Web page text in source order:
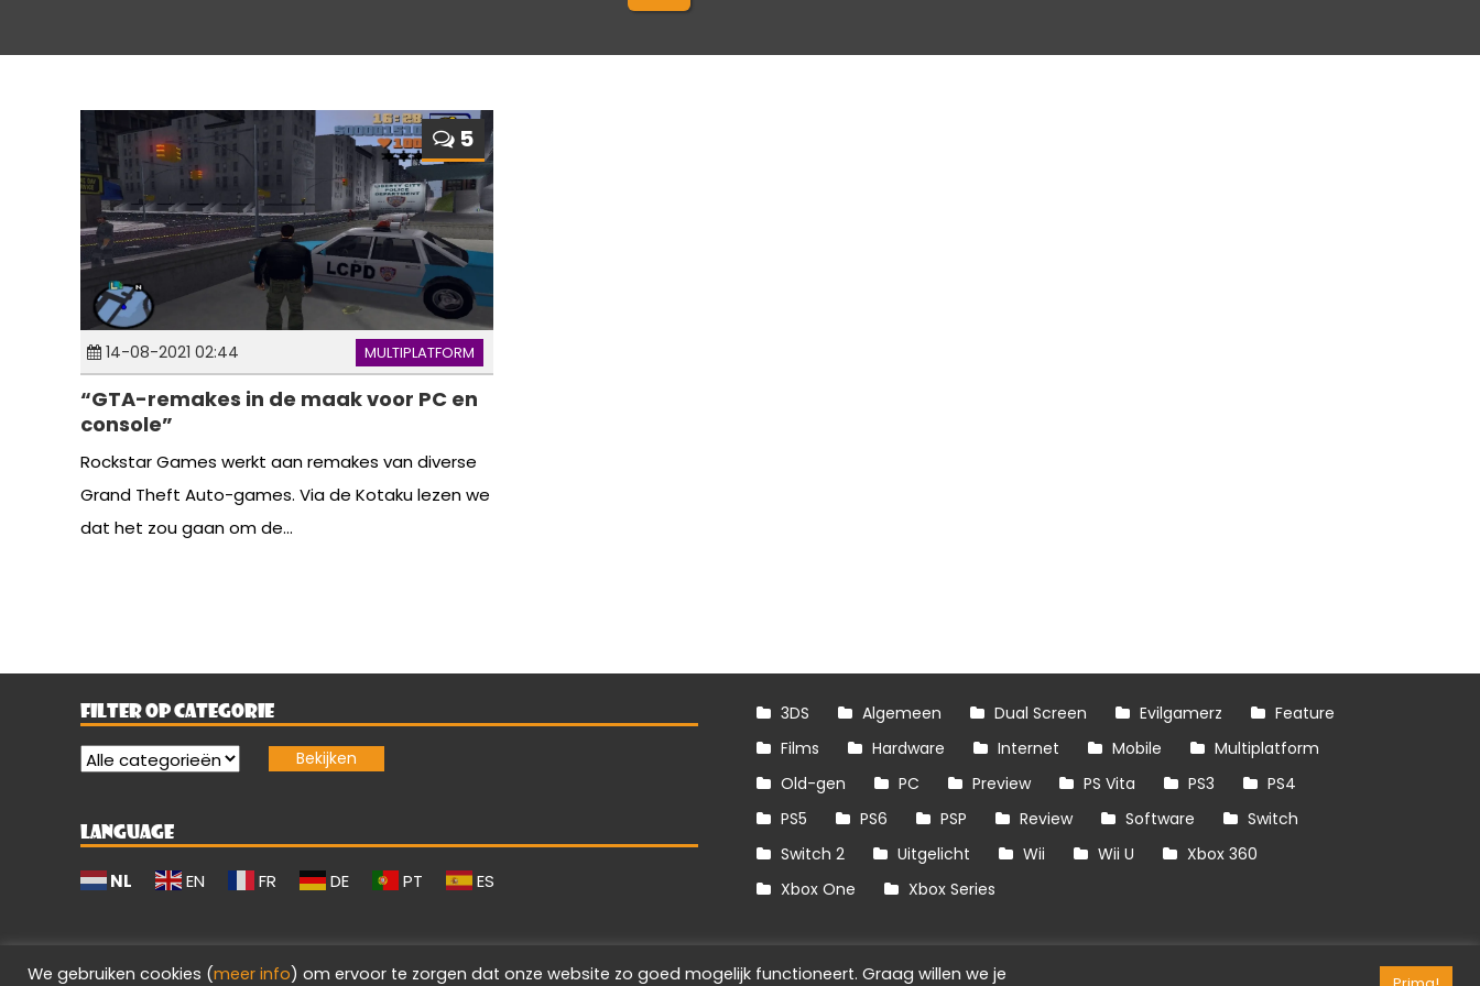
5
14-08-2021 02:44 MULTIPLATFORM
“GTA-remakes in de maak voor PC en
console”
Rockstar Games werkt aan remakes van diverse
Grand Theft Auto-games. Via de Kotaku lezen we
dat het zou gaan om de...
FILTER OP CATEGORIE
LANGUAGE
NL EN FR DE PT ES
3DS Algemeen Dual Screen Evilgamerz
Feature
Films
Hardware Internet Mobile
Multiplatform
Old-gen
PC Preview PS Vita PS3
PS4
PS5
PS6 PSP Review Software
Switch
Switch 2
Uitgelicht Wii Wii U
Xbox 360
Xbox One
Xbox Series
We gebruiken cookies (meer info) om ervoor te zorgen dat onze website zo goed mogelijk functioneert. Graag willen we je